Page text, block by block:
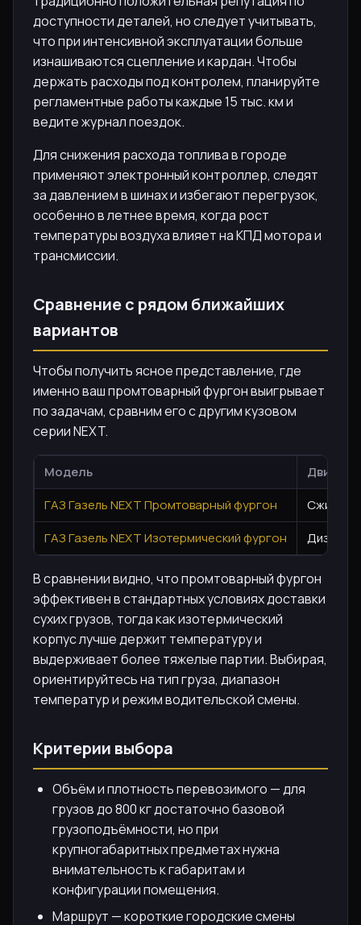
доступности деталей, но следует учитывать,
что при интенсивной эксплуатации больше
изнашиваются сцепление и кардан. Чтобы
держать расходы под контролем, планируйте
регламентные работы каждые 15 тыс. км и
ведите журнал поездок.
Для снижения расхода топлива в городе
применяют электронный контроллер, следят
за давлением в шинах и избегают перегрузок,
особенно в летнее время, когда рост
температуры воздуха влияет на КПД мотора и
трансмиссии.
Сравнение с рядом ближайших
вариантов
Чтобы получить ясное представление, где
именно ваш промтоварный фургон выигрывает
по задачам, сравним его с другим кузовом
серии NEXT.
Модель
ГАЗ Газель NEXT Промтоварный фургон
ГАЗ Газель NEXT Изотермический фургон
Дизель,
В сравнении видно, что промтоварный фургон
эффективен в стандартных условиях доставки
сухих грузов, тогда как изотермический
корпус лучше держит температуру и
выдерживает более тяжелые партии. Выбирая,
ориентируйтесь на тип груза, диапазон
температур и режим водительской смены.
Критерии выбора
Объём и плотность перевозимого — для
грузов до 800 кг достаточно базовой
грузоподъёмности, но при
крупногабаритных предметах нужна
внимательность к габаритам и
конфигурации помещения.
Маршрут — короткие городские смены